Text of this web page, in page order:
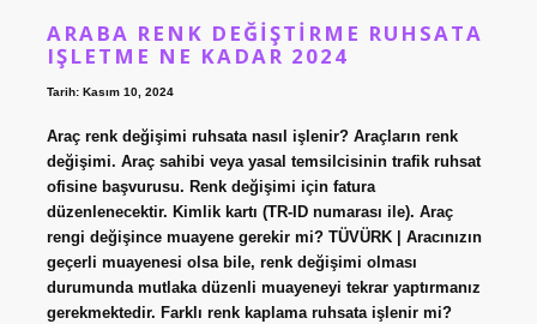
ARABA RENK DEĞIŞTIRME RUHSATA
IŞLETME NE KADAR 2024
Tarih: Kasım 10, 2024
Araç renk değişimi ruhsata nasıl işlenir? Araçların renk
değişimi. Araç sahibi veya yasal temsilcisinin trafik ruhsat
ofisine başvurusu. Renk değişimi için fatura
düzenlenecektir. Kimlik kartı (TR-ID numarası ile). Araç
rengi değişince muayene gerekir mi? TÜVÜRK | Aracınızın
geçerli muayenesi olsa bile, renk değişimi olması
durumunda mutlaka düzenli muayeneyi tekrar yaptırmanız
gerekmektedir. Farklı renk kaplama ruhsata işlenir mi?